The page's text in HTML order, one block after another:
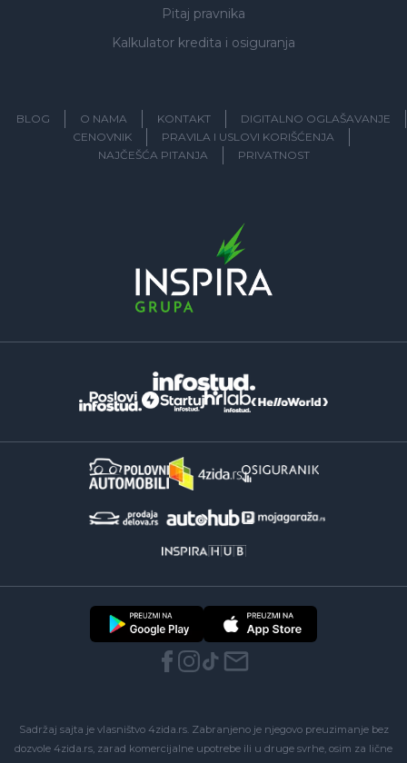
Pitaj pravnika
Kalkulator kredita i osiguranja
BLOG O NAMA KONTAKT
DIGITALNO OGLAŠAVANJE
CENOVNIK
PRAVILA I USLOVI KORIŠĆENJA
NAJČEŠĆA PITANJA
PRIVATNOST
Sadržaj sajta je vlasništvo 4zida.rs. Zabranjeno je njegovo preuzimanje bez
dozvole 4zida.rs, zarad komercijalne upotrebe ili u druge svrhe, osim za lične